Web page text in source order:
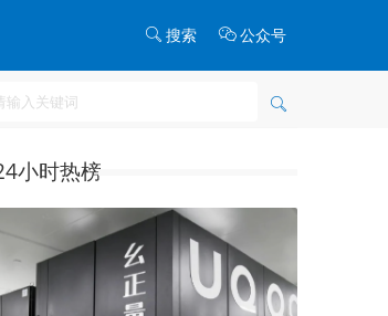
搜索 公众号
小时热榜